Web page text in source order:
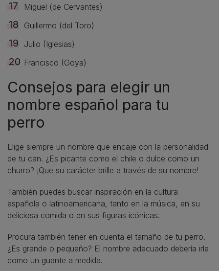
Miguel (de Cervantes)
Guillermo (del Toro)
Julio (Iglesias)
Francisco (Goya)
Consejos para elegir un
nombre español para tu
perro
Elige siempre un nombre que encaje con la personalidad
de tu can. ¿Es picante como el chile o dulce como un
churro? ¡Que su carácter brille a través de su nombre!
También puedes buscar inspiración en la cultura
española o latinoamericana, tanto en la música, en su
deliciosa comida o en sus figuras icónicas.
Procura también tener en cuenta el tamaño de tu perro.
¿Es grande o pequeño? El nombre adecuado debería irle
como un guante a medida.